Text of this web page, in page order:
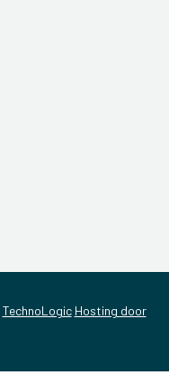
TechnoLogic Hosting door